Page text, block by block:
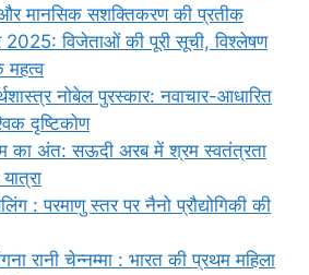
और मानसिक सशक्तिकरण की प्रतीक
2025: विजेताओं की पूरी सूची, विश्लेषण
महत्व
नोबेल पुरस्कार: नवाचार-आधारित
दृष्टिकोण
का अंत: सऊदी अरब में श्रम स्वतंत्रता
: परमाणु स्तर पर नैनो प्रौद्योगिकी की
रानी चेन्नम्मा : भारत की प्रथम महिला